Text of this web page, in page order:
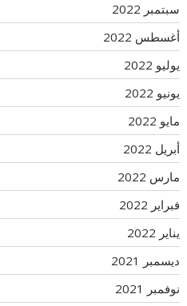
سبتمبر 2022
أغسطس 2022
يوليو 2022
يونيو 2022
مايو 2022
أبريل 2022
مارس 2022
فبراير 2022
يناير 2022
ديسمبر 2021
نوفمبر 2021